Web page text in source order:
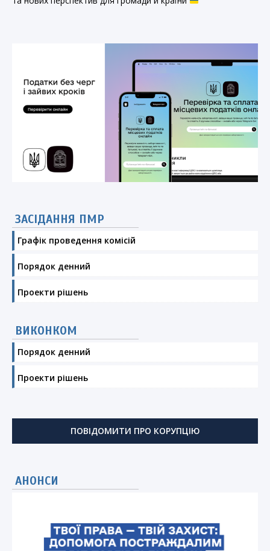
ЗАСІДАННЯ ПМР
Графік проведення комісій
Порядок денний
Проекти рішень
ВИКОНКОМ
Порядок денний
Проекти рішень
ПОВІДОМИТИ ПРО КОРУПЦІЮ
АНОНСИ